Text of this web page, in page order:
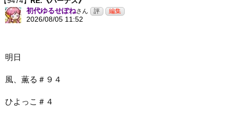
初代ゆるせぽねさん
2026/08/05 11:52
明日
風、薫る＃９４
ひよっこ＃４